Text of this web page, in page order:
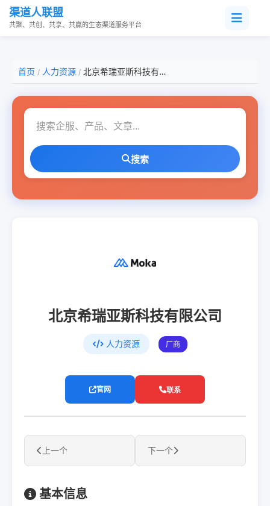
渠道人联盟
共聚、共创、共享、共赢的生态渠道服务平台
首页 / 人力资源 / 北京希瑞亚斯科技有限公司
搜索
北京希瑞亚斯科技有限公司
人力资源 厂商
官网 联系
上一个 下一个
基本信息